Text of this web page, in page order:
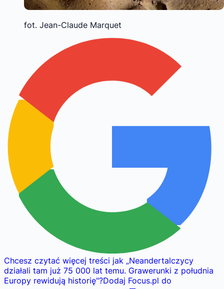
fot. Jean-Claude Marquet
Chcesz czytać więcej treści jak „Neandertalczycy
działali tam już 75 000 lat temu. Grawerunki z południa
Europy rewidują historię"?Dodaj Focus.pl do